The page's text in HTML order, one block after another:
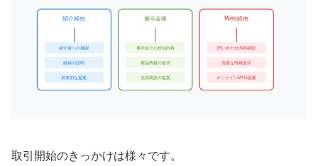
紹介経由
紹介者への感謝
経緯の説明
具体的な提案
展示会後
展示会での対話内容
製品情報の提供
次回商談の提案
Web経由
問い合わせ内容確認
迅速な情報提供
オンラインMTG提案
取引開始のきっかけは様々です。